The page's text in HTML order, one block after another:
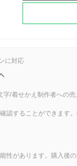
に対応
/着せかえ制作者への
認することができます
性があります。購入後の